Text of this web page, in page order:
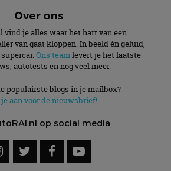
Over ons
vind je alles waar het hart van een
van gaat kloppen. In beeld én geluid,
Ons teamlevert je het laatste
autotests en nog veel meer.
populairste blogs in je mailbox?
aan voor de nieuwsbrief!
op social media